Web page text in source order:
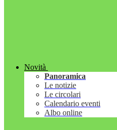
Novità
Panoramica
Le notizie
Le circolari
Calendario eventi
Albo online